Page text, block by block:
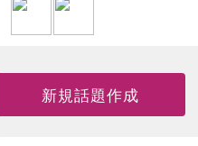
新規話題作成